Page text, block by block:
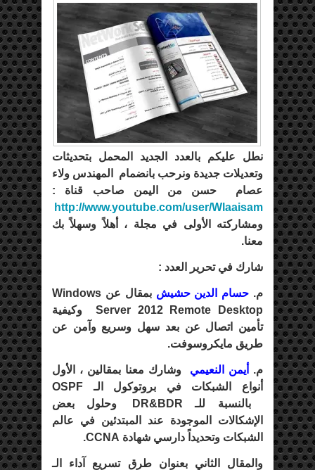
نطل عليكم بالعدد الجديد المحمل بتحديثات
وتعديلات جديدة ونرحب بانضمام المهندس ولاء
عصام حسن من اليمن صاحب قناة :
http://www.youtube.com/user/Wlaaisam
ومشاركته الأولى في مجلة ، أهلاً وسهلاً بك
معنا.
شارك في تحرير العدد :
م. حسام الدين حشيش
بمقال عن Windows
Server 2012 Remote Desktop وكيفية
تأمين اتصال عن بعد سهل وسريع وآمن عن
طريق مايكروسوفت.
م. أيمن النعيمي وشارك معنا بمقالين ، الأول
أنواع الشبكات في بروتوكول الـ OSPF
بالنسبة للـ DR&BDR وحلول بعض
الإشكالات الموجودة عند المبتدئين في عالم
الشبكات وتحديداً دارسي شهادة CCNA.
والمقال الثاني بعنوان طرق تسريع آداء الـ